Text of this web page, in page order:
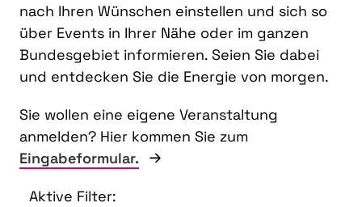
nach Ihren Wünschen einstellen und sich so
über Events in Ihrer Nähe oder im ganzen
Bundesgebiet informieren. Seien Sie dabei
und entdecken Sie die Energie von morgen.
Sie wollen eine eigene Veranstaltung
anmelden? Hier kommen Sie zum
Eingabeformular.
Aktive Filter: